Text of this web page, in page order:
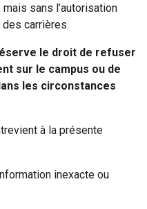
sans l’autorisation
carrières.
le droit de refuser
sur le campus ou de
les circonstances
à la présente
inexacte ou